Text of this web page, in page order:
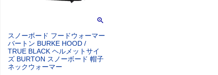
スノーボード フードウォーマー
バートン BURKE HOOD /
TRUE BLACK ヘルメットサイ
ズ BURTON スノーボード 帽子
ネックウォーマー